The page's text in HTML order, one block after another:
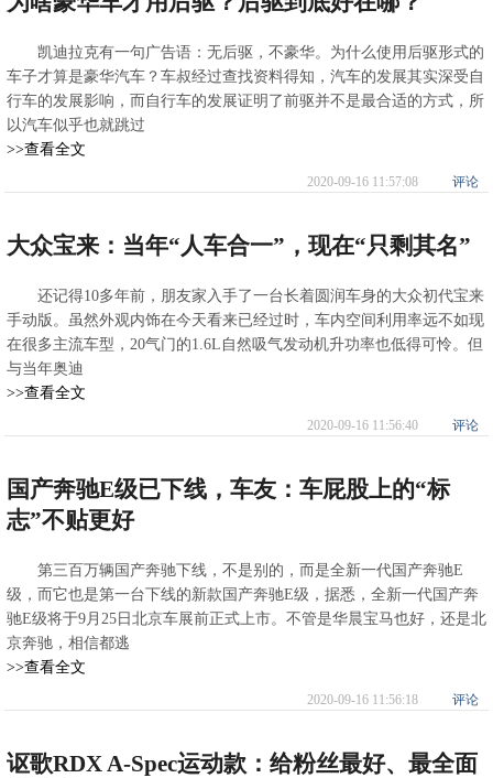
凯迪拉克有一句广告语：无后驱，不豪华。为什么使用后驱形式的
车子才算是豪华汽车？车叔经过查找资料得知，汽车的发展其实深受自
行车的发展影响，而自行车的发展证明了前驱并不是最合适的方式，所
以汽车似乎也就跳过
>>查看全文
2020-09-16 11:57:08 评论
大众宝来：当年“人车合一”，现在“只剩其名”
还记得10多年前，朋友家入手了一台长着圆润车身的大众初代宝来
手动版。虽然外观内饰在今天看来已经过时，车内空间利用率远不如现
在很多主流车型，20气门的1.6L自然吸气发动机升功率也低得可怜。但
与当年奥迪
>>查看全文
2020-09-16 11:56:40 评论
国产奔驰E级已下线，车友：车屁股上的“标
志”不贴更好
第三百万辆国产奔驰下线，不是别的，而是全新一代国产奔驰E
级，而它也是第一台下线的新款国产奔驰E级，据悉，全新一代国产奔
驰E级将于9月25日北京车展前正式上市。不管是华晨宝马也好，还是北
京奔驰，相信都逃
>>查看全文
2020-09-16 11:56:18 评论
讴歌RDX A-Spec运动款：给粉丝最好、最全面